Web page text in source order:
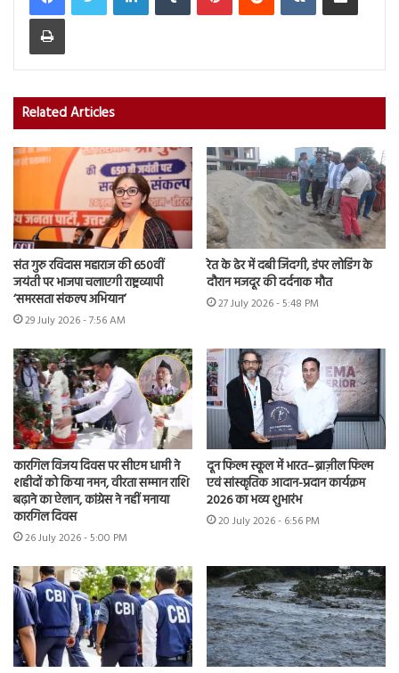
Print
Related Articles
संत गुरु रविदास महाराज की 650वीं
जयंती पर भाजपा चलाएगी राष्ट्रव्यापी
‘समरसता संकल्प अभियान’
29 July 2026 - 7:56 AM
रेत के ढेर में दबी जिंदगी, डंपर लोडिंग के
दौरान मजदूर की दर्दनाक मौत
27 July 2026 - 5:48 PM
कारगिल विजय दिवस पर सीएम धामी ने
शहीदों को किया नमन, वीरता सम्मान राशि
बढ़ाने का ऐलान, कांग्रेस ने नहीं मनाया
कारगिल दिवस
26 July 2026 - 5:00 PM
दून फिल्म स्कूल में भारत–ब्राज़ील फिल्म
एवं सांस्कृतिक आदान-प्रदान कार्यक्रम
2026 का भव्य शुभारंभ
20 July 2026 - 6:56 PM